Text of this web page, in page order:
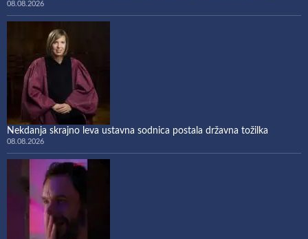
08.08.2026
Nekdanja skrajno leva ustavna sodnica postala državna tožilka
08.08.2026